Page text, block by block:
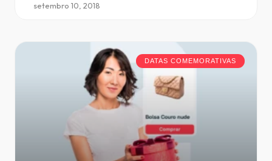
setembro 10, 2018
DATAS COMEMORATIVAS